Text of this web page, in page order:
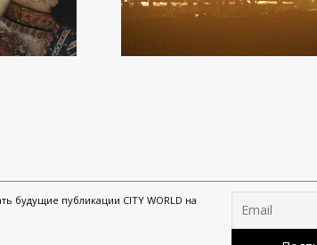
будущие публикации CITY WORLD на